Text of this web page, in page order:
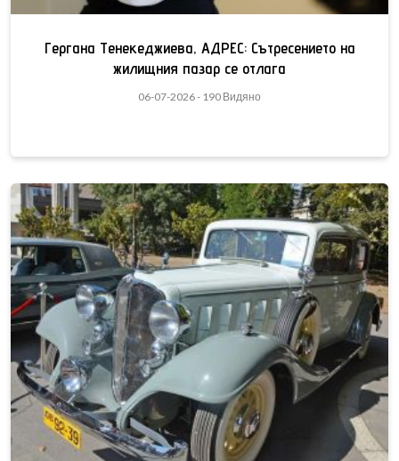
Гергана Тенекеджиева, АДРЕС: Сътресението на
жилищния пазар се отлага
06-07-2026 - 190 Видяно